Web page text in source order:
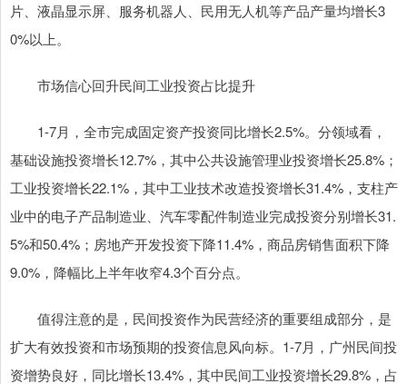
片、液晶显示屏、服务机器人、民用无人机等产品产量均增长3
0%以上。
市场信心回升民间工业投资占比提升
1-7月，全市完成固定资产投资同比增长2.5%。分领域看，
基础设施投资增长12.7%，其中公共设施管理业投资增长25.8%；
工业投资增长22.1%，其中工业技术改造投资增长31.4%，支柱产
业中的电子产品制造业、汽车零配件制造业完成投资分别增长31.
5%和50.4%；房地产开发投资下降11.4%，商品房销售面积下降
9.0%，降幅比上半年收窄4.3个百分点。
值得注意的是，民间投资作为民营经济的重要组成部分，是
扩大有效投资和市场预期的投资信息风向标。1-7月，广州民间投
资增势良好，同比增长13.4%，其中民间工业投资增长29.8%，占